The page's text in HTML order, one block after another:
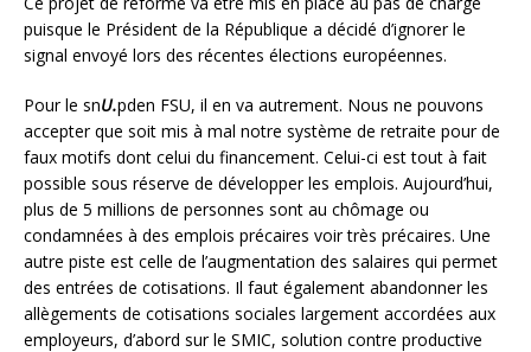
puisque le Président de la République a décidé d’ignorer le
signal envoyé lors des récentes élections européennes.
Pour le snU.pden FSU, il en va autrement. Nous ne pouvons
accepter que soit mis à mal notre système de retraite pour de
faux motifs dont celui du financement. Celui-ci est tout à fait
possible sous réserve de développer les emplois. Aujourd’hui,
plus de 5 millions de personnes sont au chômage ou
condamnées à des emplois précaires voir très précaires. Une
autre piste est celle de l’augmentation des salaires qui permet
des entrées de cotisations. Il faut également abandonner les
allègements de cotisations sociales largement accordées aux
employeurs, d’abord sur le SMIC, solution contre productive